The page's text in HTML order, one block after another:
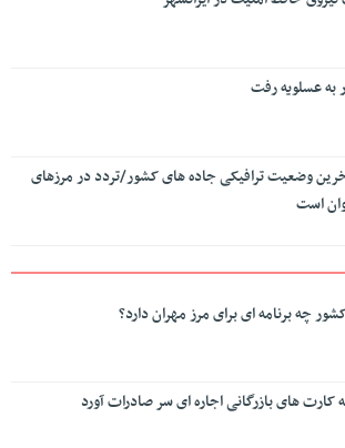
به عسلویه رفت
وضعیت ترافیکی جاده های کشور/تردد در مرزهای
است
چه برنامه ای برای مرز مهران دارد؟
کارت های بازرگانی اجاره ای سر صادرات آورد